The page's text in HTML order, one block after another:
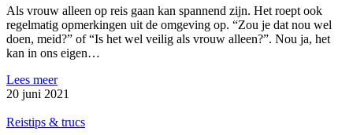
Als vrouw alleen op reis gaan kan spannend zijn. Het roept ook
regelmatig opmerkingen uit de omgeving op. “Zou je dat nou wel
doen, meid?” of “Is het wel veilig als vrouw alleen?”. Nou ja, het
kan in ons eigen…
Lees meer
20 juni 2021
Reistips & trucs